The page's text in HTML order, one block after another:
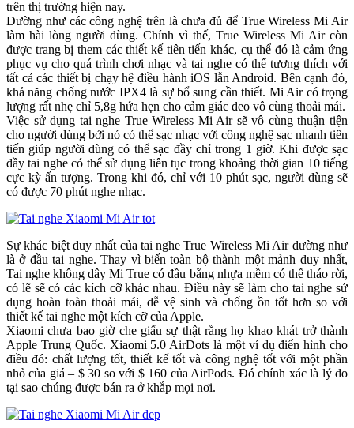
trên thị trường hiện nay.
Dường như các công nghệ trên là chưa đủ để True Wireless Mi Air
làm hài lòng người dùng. Chính vì thế, True Wireless Mi Air còn
được trang bị them các thiết kế tiên tiến khác, cụ thể đó là cảm ứng
phục vụ cho quá trình chơi nhạc và tai nghe có thể tương thích với
tất cả các thiết bị chạy hệ điều hành iOS lẫn Android. Bên cạnh đó,
khả năng chống nước IPX4 là sự bổ sung cần thiết. Mi Air có trọng
lượng rất nhẹ chỉ 5,8g hứa hẹn cho cảm giác đeo vô cùng thoải mái.
Việc sử dụng tai nghe True Wireless Mi Air sẽ vô cùng thuận tiện
cho người dùng bởi nó có thể sạc nhạc với công nghệ sạc nhanh tiên
tiến giúp người dùng có thể sạc đầy chỉ trong 1 giờ. Khi được sạc
đầy tai nghe có thể sử dụng liên tục trong khoảng thời gian 10 tiếng
cực kỳ ấn tượng. Trong khi đó, chỉ với 10 phút sạc, người dùng sẽ
có được 70 phút nghe nhạc.
Sự khác biệt duy nhất của tai nghe True Wireless Mi Air dường như
là ở đầu tai nghe. Thay vì biến toàn bộ thành một mảnh duy nhất,
Tai nghe không dây Mi True có đầu bằng nhựa mềm có thể tháo rời,
có lẽ sẽ có các kích cỡ khác nhau. Điều này sẽ làm cho tai nghe sử
dụng hoàn toàn thoải mái, dễ vệ sinh và chống ồn tốt hơn so với
thiết kế tai nghe một kích cỡ của Apple.
Xiaomi chưa bao giờ che giấu sự thật rằng họ khao khát trở thành
Apple Trung Quốc. Xiaomi 5.0 AirDots là một ví dụ điển hình cho
điều đó: chất lượng tốt, thiết kế tốt và công nghệ tốt với một phần
nhỏ của giá – $ 30 so với $ 160 của AirPods. Đó chính xác là lý do
tại sao chúng được bán ra ở khắp mọi nơi.